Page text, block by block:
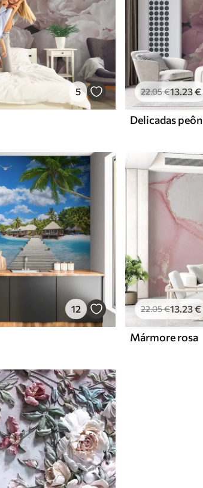
5 22.05€13.23€
Delicadas
12 22.05€13 .23€
Mármore rosa